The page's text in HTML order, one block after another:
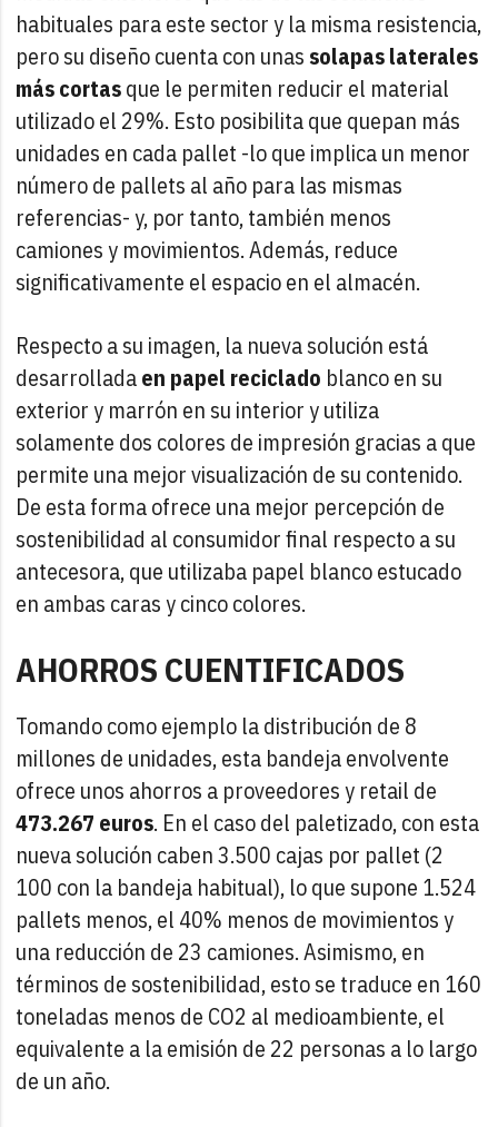
habituales para este sector y la misma resistencia,
pero su diseño cuenta con unas solapas laterales
más cortasque le permiten reducir el material
utilizado el 29%. Esto posibilita que quepan más
unidades en cada pallet -lo que implica un menor
número de pallets al año para las mismas
referencias- y, por tanto, también menos
camiones y movimientos. Además, reduce
significativamente el espacio en el almacén.
Respecto a su imagen, la nueva solución está
desarrolladaen papel reciclado blanco en su
exterior y marrón en su interior y utiliza
solamente dos colores de impresión gracias a que
permite una mejor visualización de su contenido.
De esta forma ofrece una mejor percepción de
sostenibilidad al consumidor final respecto a su
antecesora, que utilizaba papel blanco estucado
en ambas caras y cinco colores.
AHORROS CUENTIFICADOS
Tomando como ejemplo la distribución de 8
millones de unidades, esta bandeja envolvente
ofrece unos ahorros a proveedores y retail de
473.267 euros. En el caso del paletizado, con esta
nueva solución caben 3.500 cajas por pallet (2
100 con la bandeja habitual), lo que supone 1.524
pallets menos, el 40% menos de movimientos y
una reducción de 23 camiones. Asimismo, en
términos de sostenibilidad, esto se traduce en 160
toneladas menos de CO2 al medioambiente, el
equivalente a la emisión de 22 personas a lo largo
de un año.